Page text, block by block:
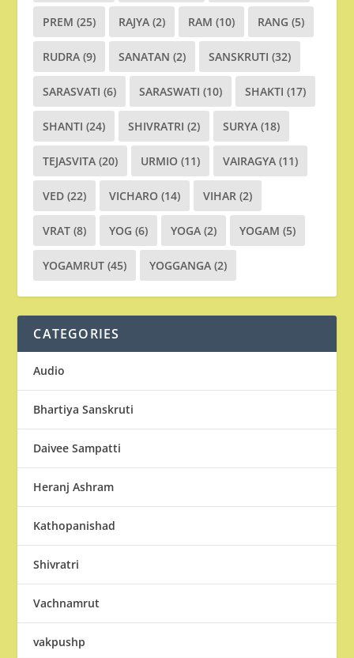
PREM (25) RAJYA (2) RAM (10) RANG (5)
RUDRA (9) SANATAN (2) SANSKRUTI (32)
SARASVATI (6) SARASWATI (10) SHAKTI (17)
SHANTI (24) SHIVRATRI (2) SURYA (18)
TEJASVITA (20) URMIO (11) VAIRAGYA (11)
VED (22) VICHARO (14) VIHAR (2)
VRAT (8) YOG (6) YOGA (2) YOGAM (5)
YOGAMRUT (45) YOGGANGA (2)
CATEGORIES
Audio
Bhartiya Sanskruti
Daivee Sampatti
Heranj Ashram
Kathopanishad
Shivratri
Vachnamrut
vakpushp